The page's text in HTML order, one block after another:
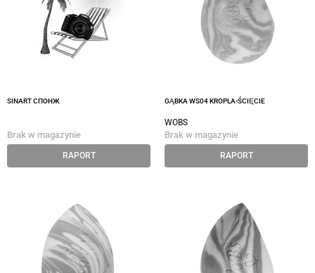
SINART СПОНЖ
Brak w magazynie
RAPORT
GĄBKA WS04 KROPLA-ŚCIĘCIE
WOBS
Brak w magazynie
RAPORT